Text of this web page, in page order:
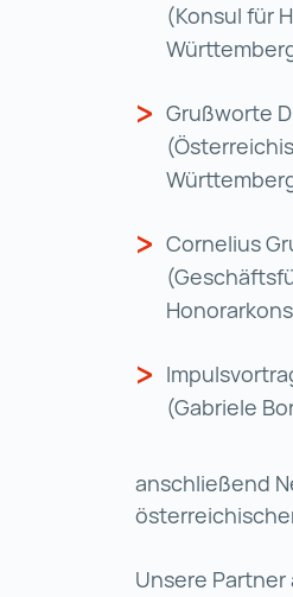
(Konsul für
Grußworte
Cornelius
(Gabriele
anschließend
Unsere